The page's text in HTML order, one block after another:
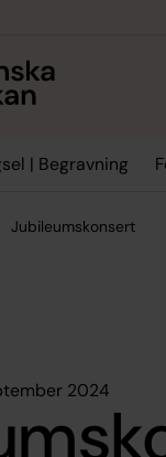
| Begravning
Jubileumskonsert
2024